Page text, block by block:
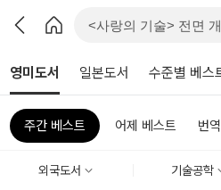
영미도서 일본도서 수준별 베스
주간 베스트 어제 베스트 번
외국도서 기술공학